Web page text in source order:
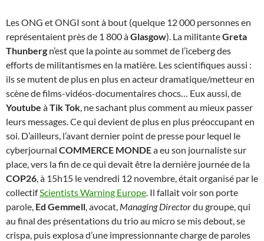
Les ONG et ONGI sont à bout (quelque 12 000 personnes en
représentaient près de 1 800 àGlasgow). La militanteGreta
Thunberg n’est que la pointe au sommet de l’iceberg des
efforts de militantismes en la matière. Les scientifiques aussi :
ils se mutent de plus en plus en acteur dramatique/metteur en
scène de films-vidéos-documentaires chocs… Eux aussi, de
Youtube àTik Tok, ne sachant plus comment au mieux passer
leurs messages. Ce qui devient de plus en plus préoccupant en
soi. D’ailleurs, l’avant dernier point de presse pour lequel le
cyberjournal COMMERCE MONDEa eu son journaliste sur
place, vers la fin de ce qui devait être la dernière journée de la
COP26, à 15h15 le vendredi 12 novembre, était organisé par le
collectifScientists Warning Europe. Il fallait voir son porte
parole, Ed Gemmell, avocat, Managing Directordu groupe, qui
au final des présentations du trio au micro se mis debout, se
crispa, puis explosa d’une impressionnante charge de paroles